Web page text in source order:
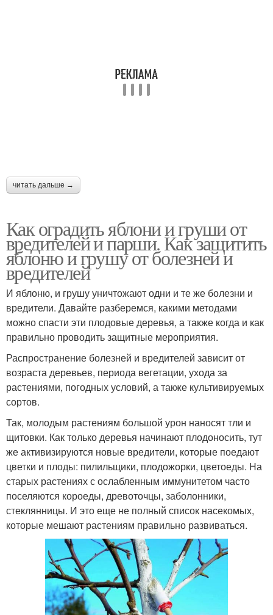
читать дальше →
Как оградить яблони и груши от
вредителей и парши. Как защитить
яблоню и грушу от болезней и
вредителей
И яблоню, и грушу уничтожают одни и те же болезни и
вредители. Давайте разберемся, какими методами
можно спасти эти плодовые деревья, а также когда и как
правильно проводить защитные мероприятия.
Распространение болезней и вредителей зависит от
возраста деревьев, периода вегетации, ухода за
растениями, погодных условий, а также культивируемых
сортов.
Так, молодым растениям большой урон наносят тли и
щитовки. Как только деревья начинают плодоносить, тут
же активизируются новые вредители, которые поедают
цветки и плоды: пилильщики, плодожорки, цветоеды. На
старых растениях с ослабленным иммунитетом часто
поселяются короеды, древоточцы, заболонники,
стеклянницы. И это еще не полный список насекомых,
которые мешают растениям правильно развиваться.